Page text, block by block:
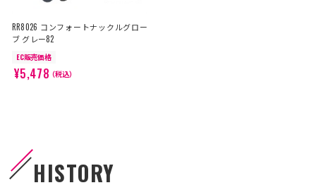
RR8026 コンフォートナックルグロー
ブ グレー82
EC販売価格
¥5,478（税込）
HISTORY